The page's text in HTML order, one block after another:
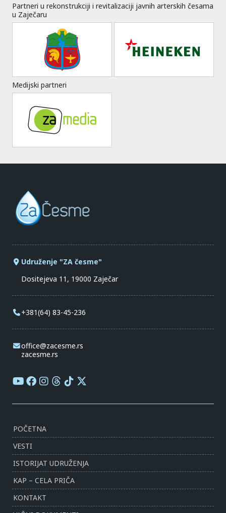
Partneri u rekonstrukciji i revitalizaciji javnih arterskih česama
u Zaječaru
Medijski partneri
Udruženje "ZA česme"
Dositejeva 11, 19000 Zaječar
+381(64) 83-45-236
office@zacesme.rs
zacesme.rs
POČETNA
VESTI
ISTORIJAT UDRUŽENJA
KAP – CELA PRIČA
KONTAKT